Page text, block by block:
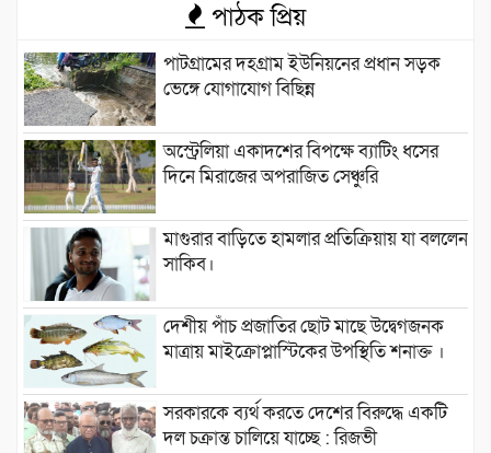
পাঠক প্রিয়
পাটগ্রামের দহগ্রাম ইউনিয়নের প্রধান সড়ক
ভেঙ্গে যোগাযোগ বিছিন্ন
অস্ট্রেলিয়া একাদশের বিপক্ষে ব্যাটিং ধসের
দিনে মিরাজের অপরাজিত সেঞ্চুরি
মাগুরার বাড়িতে হামলার প্রতিক্রিয়ায় যা বললেন
সাকিব।
দেশীয় পাঁচ প্রজাতির ছোট মাছে উদ্বেগজনক
মাত্রায় মাইক্রোপ্লাস্টিকের উপস্থিতি শনাক্ত ।
সরকারকে ব্যর্থ করতে দেশের বিরুদ্ধে একটি
দল চক্রান্ত চালিয়ে যাচ্ছে : রিজভী